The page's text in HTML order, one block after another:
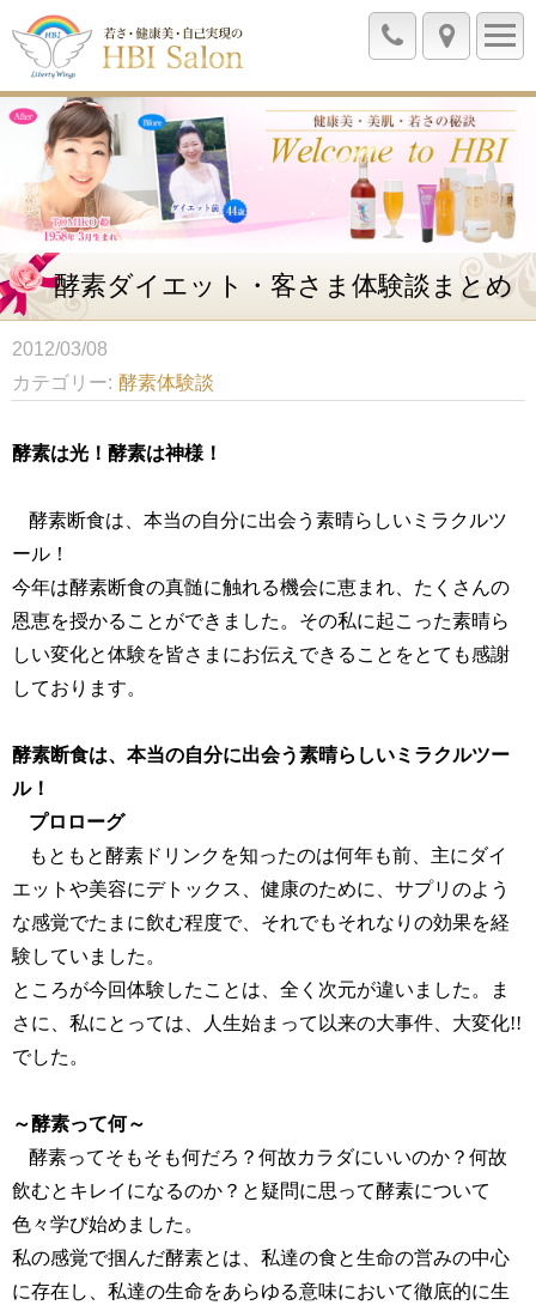
酵素ダイエット・客さま体験談まとめ
2012/03/08
カテゴリー 酵素体験談
酵素は光！酵素は神様！
酵素断食は、本当の自分に出会う素晴らしいミラクルツ
ール！
今年は酵素断食の真髄に触れる機会に恵まれ、たくさんの
恩恵を授かることができました。その私に起こった素晴ら
しい変化と体験を皆さまにお伝えできることをとても感謝
しております。
酵素断食は、本当の自分に出会う素晴らしいミラクルツー
ル！
プロローグ
もともと酵素ドリンクを知ったのは何年も前、主にダイ
エットや美容にデトックス、健康のために、サプリのよう
な感覚でたまに飲む程度で、それでもそれなりの効果を経
験していました。
ところが今回体験したことは、全く次元が違いました。ま
さに、私にとっては、人生始まって以来の大事件、大変化!!
でした。
～酵素って何～
酵素ってそもそも何だろ？何故カラダにいいのか？何故
飲むとキレイになるのか？と疑問に思って酵素について
色々学び始めました。
私の感覚で掴んだ酵素とは、私達の食と生命の営みの中心
に存在し、私達の生命をあらゆる意味において徹底的に生